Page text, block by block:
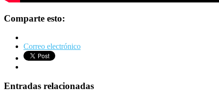
Comparte esto:
Correo electrónico
Entradas relacionadas